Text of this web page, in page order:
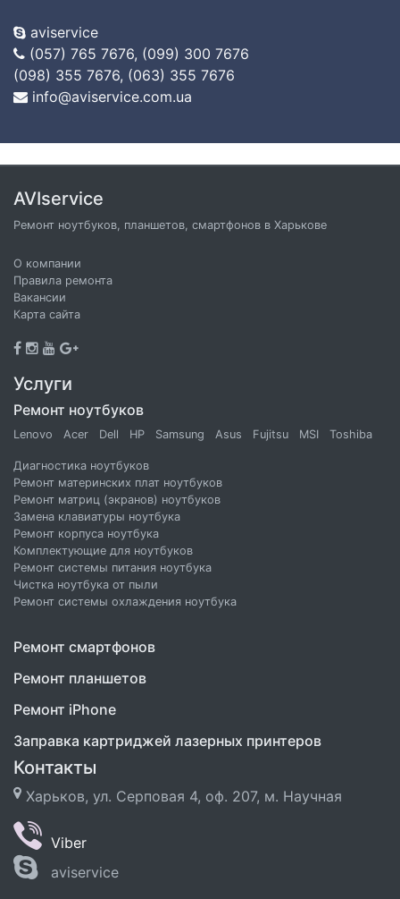
aviservice
(057) 765 7676, (099) 300 7676
(098) 355 7676, (063) 355 7676
info@aviservice.com.ua
AVIservice
Ремонт ноутбуков, планшетов, смартфонов в Харькове
О компании
Правила ремонта
Вакансии
Карта сайта
Услуги
Ремонт ноутбуков
Lenovo Acer Dell HP Samsung Asus Fujitsu MSI Toshiba
Диагностика ноутбуков
Ремонт материнских плат ноутбуков
Ремонт матриц (экранов) ноутбуков
Замена клавиатуры ноутбука
Ремонт корпуса ноутбука
Комплектующие для ноутбуков
Ремонт системы питания ноутбука
Чистка ноутбука от пыли
Ремонт системы охлаждения ноутбука
Ремонт смартфонов
Ремонт планшетов
Ремонт iPhone
Заправка картриджей лазерных принтеров
Контакты
Харьков, ул. Серповая 4, оф. 207, м. Научная
Viber
aviservice